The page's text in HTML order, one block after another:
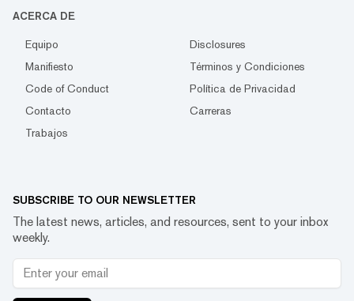
ACERCA DE
Equipo
Disclosures
Manifiesto
Términos y Condiciones
Code of Conduct
Política de Privacidad
Contacto
Carreras
Trabajos
SUBSCRIBE TO OUR NEWSLETTER
The latest news, articles, and resources, sent to your inbox
weekly.